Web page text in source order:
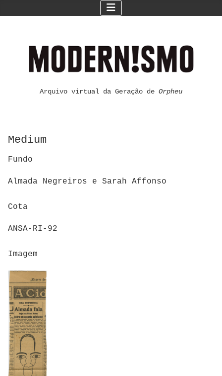
Arquivo virtual da Geração de Orpheu
Medium
Fundo
Almada Negreiros e Sarah Affonso
Cota
ANSA-RI-92
Imagem